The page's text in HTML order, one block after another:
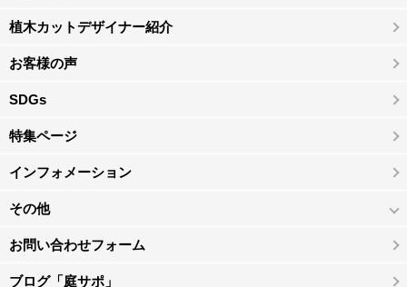
植木カットデザイナー紹介
お客様の声
SDGs
特集ページ
インフォメーション
その他
お問い合わせフォーム
ブログ「庭サポ」